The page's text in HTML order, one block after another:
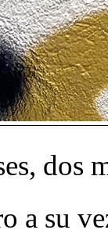
dos
a su